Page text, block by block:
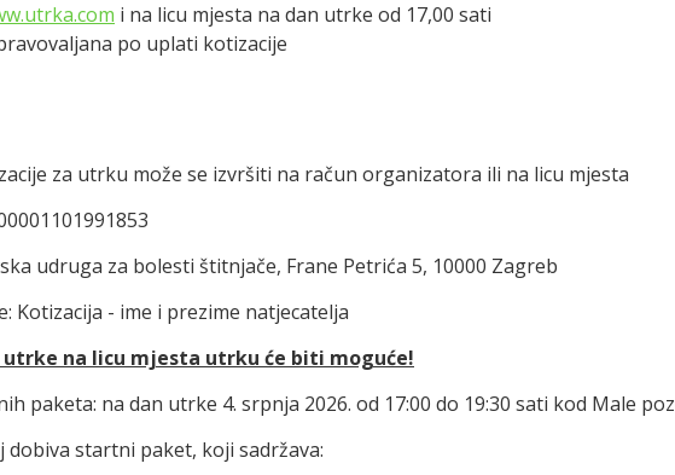
i na licu mjesta na dan utrke od 17,00 sati
po uplati kotizacije
za utrku može se izvršiti na račun organizatora ili na licu mjesta
udruga za bolesti štitnjače, Frane Petrića 5, 10000 Zagreb
- ime i prezime natjecatelja
utrke na licu mjesta utrku će biti moguće!
paketa: na dan utrke 4. srpnja 2026. od 17:00 do 19:30 sati kod Male
dobiva startni paket, koji sadržava: